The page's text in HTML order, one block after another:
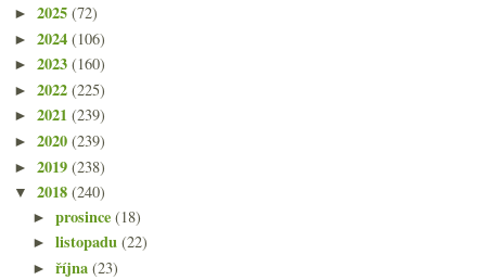
► 2025 (72)
► 2024 (106)
► 2023 (160)
► 2022 (225)
► 2021 (239)
► 2020 (239)
► 2019 (238)
▼ 2018 (240)
►prosince(18)
►listopadu(22)
►října(23)